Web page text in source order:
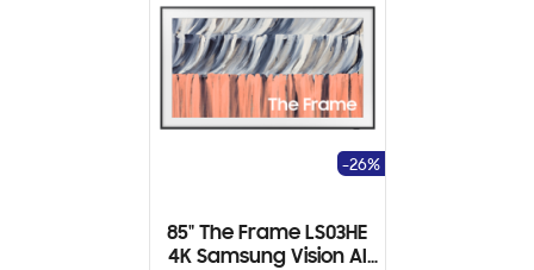
85" The Frame LS03HE
4K Samsung Vision AI
-26%